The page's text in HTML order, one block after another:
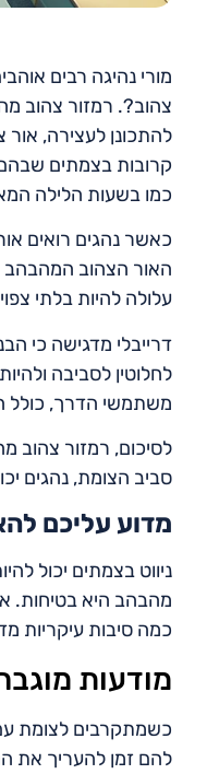
מורי נהיגה רבים
צהוב?. רמזור צהוב
להתכונן לעצירה,
קרובות בצמתים
כמו בשעות הלילה
כאשר נהגים רואים
האור הצהוב המהבהב
עלולה להיות בלתי
דרייבלי מדגישה כי
לחלוטין לסביבה
משתמשי הדרך, כולל
לסיכום, רמזור צהוב
סביב הצומת, נהגים
מדוע עליכם
ניווט בצמתים יכול
מהבהב היא בטיחות.
כמה סיבות עיקריות
מודעות
כשמתקרבים לצומת
להם זמן להעריך את